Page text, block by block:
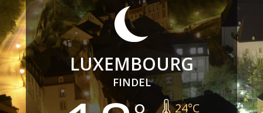
LUXEMBOURG
FINDEL
24°C